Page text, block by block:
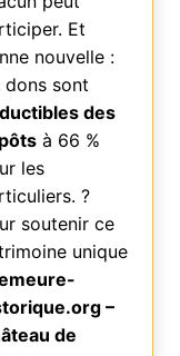
Et
nouvelle :
dons sont
des
à 66 %
les
?
soutenir ce
unique
–
de